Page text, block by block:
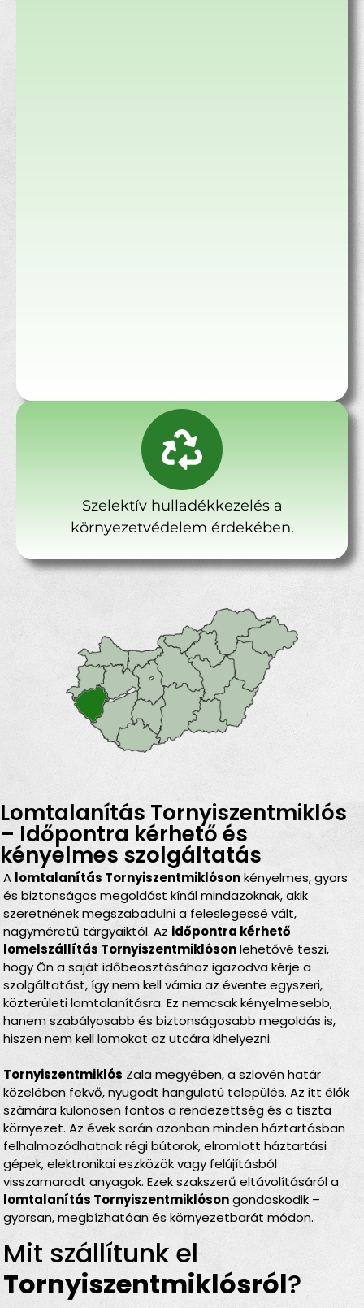
Szelektív hulladékkezelés a
környezetvédelem érdekében.
Lomtalanítás Tornyiszentmiklós
– Időpontra kérhető és
kényelmes szolgáltatás
A lomtalanítás Tornyiszentmiklósonkényelmes, gyors
és biztonságos megoldást kínál mindazoknak, akik
szeretnének megszabadulni a feleslegessé vált,
nagyméretű tárgyaiktól. Az időpontra kérhető
lomelszállítás Tornyiszentmiklósonlehetővé teszi,
hogy Ön a saját időbeosztásához igazodva kérje a
szolgáltatást, így nem kell várnia az évente egyszeri,
közterületi lomtalanításra. Ez nemcsak kényelmesebb,
hanem szabályosabb és biztonságosabb megoldás is,
hiszen nem kell lomokat az utcára kihelyezni.
Tornyiszentmiklós Zala megyében, a szlovén határ
közelében fekvő, nyugodt hangulatú település. Az itt élők
számára különösen fontos a rendezettség és a tiszta
környezet. Az évek során azonban minden háztartásban
felhalmozódhatnak régi bútorok, elromlott háztartási
gépek, elektronikai eszközök vagy felújításból
visszamaradt anyagok. Ezek szakszerű eltávolításáról a
lomtalanítás Tornyiszentmiklósongondoskodik –
gyorsan, megbízhatóan és környezetbarát módon.
Mit szállítunk el
Tornyiszentmiklósról?